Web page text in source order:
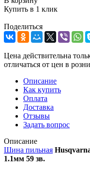
Купить в 1 клик
Поделиться
Цена действительна
отличаться от цен в
Описание
Как купить
Оплата
Доставка
Отзывы
Задать вопрос
Описание
Шина пильная
1.1мм 59 зв.